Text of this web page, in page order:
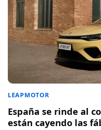
LEAPMOTOR
España se rinde al
están cayendo las